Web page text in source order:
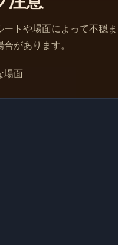
ートや場面によって不穏
があります。
場面